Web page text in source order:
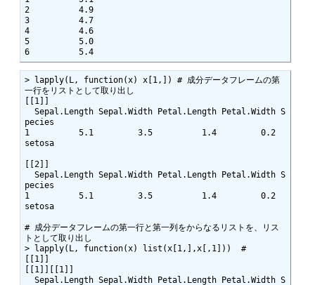
2          4.9
3          4.7
4          4.6
5          5.0
6          5.4
> lapply(L, function(x) x[1,]) # 成分データフレームの第
一行をリストとして取り出し
[[1]]
pecies
1          5.1         3.5          1.4         0.2
setosa
[[2]]
pecies
1          5.1         3.5          1.4         0.2
setosa
# 成分データフレームの第一行と第一列をからなるリストを、リス
トとして取り出し
> lapply(L, function(x) list(x[1,],x[,1]))  #
[[1]]
[[1]][[1]]